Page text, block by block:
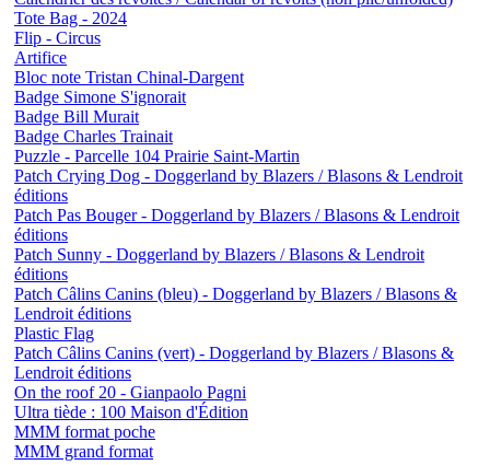
Tote Bag - 2024
Flip - Circus
Artifice
Bloc note Tristan Chinal-Dargent
Badge Simone S'ignorait
Badge Bill Murait
Badge Charles Trainait
Puzzle - Parcelle 104 Prairie Saint-Martin
Patch Crying Dog - Doggerland by Blazers / Blasons & Lendroit
éditions
Patch Pas Bouger - Doggerland by Blazers / Blasons & Lendroit
éditions
Patch Sunny - Doggerland by Blazers / Blasons & Lendroit
éditions
Patch Câlins Canins (bleu) - Doggerland by Blazers / Blasons &
Lendroit éditions
Plastic Flag
Patch Câlins Canins (vert) - Doggerland by Blazers / Blasons &
Lendroit éditions
On the roof 20 - Gianpaolo Pagni
Ultra tiède : 100 Maison d'Édition
MMM format poche
MMM grand format